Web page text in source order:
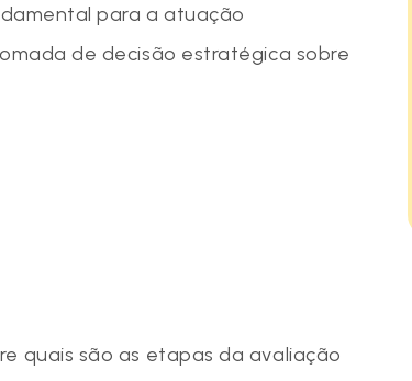
para a atuação
de decisão estratégica sobre
quais são as etapas da avaliação